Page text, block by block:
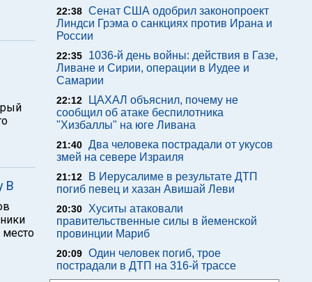
В
место
22:38 Сенат США одобрил законопроект
Линдси Грэма о санкциях против Ирана и
России
22:35
1036-й день войны: действия в Газе,
Ливане и Сирии, операции в Иудее и
Самарии
22:12
ЦАХАЛ объяснил, почему не
сообщил об атаке беспилотника
"Хизбаллы" на юге Ливана
21:40 Два человека пострадали от укусов
змей на севере Израиля
21:12
В Иерусалиме в результате ДТП
погиб певец и хазан Авишай Леви
20:30
Хуситы атаковали
правительственные силы в йеменской
провинции Мариб
20:09 Один человек погиб, трое
пострадали в ДТП на 316-й трассе